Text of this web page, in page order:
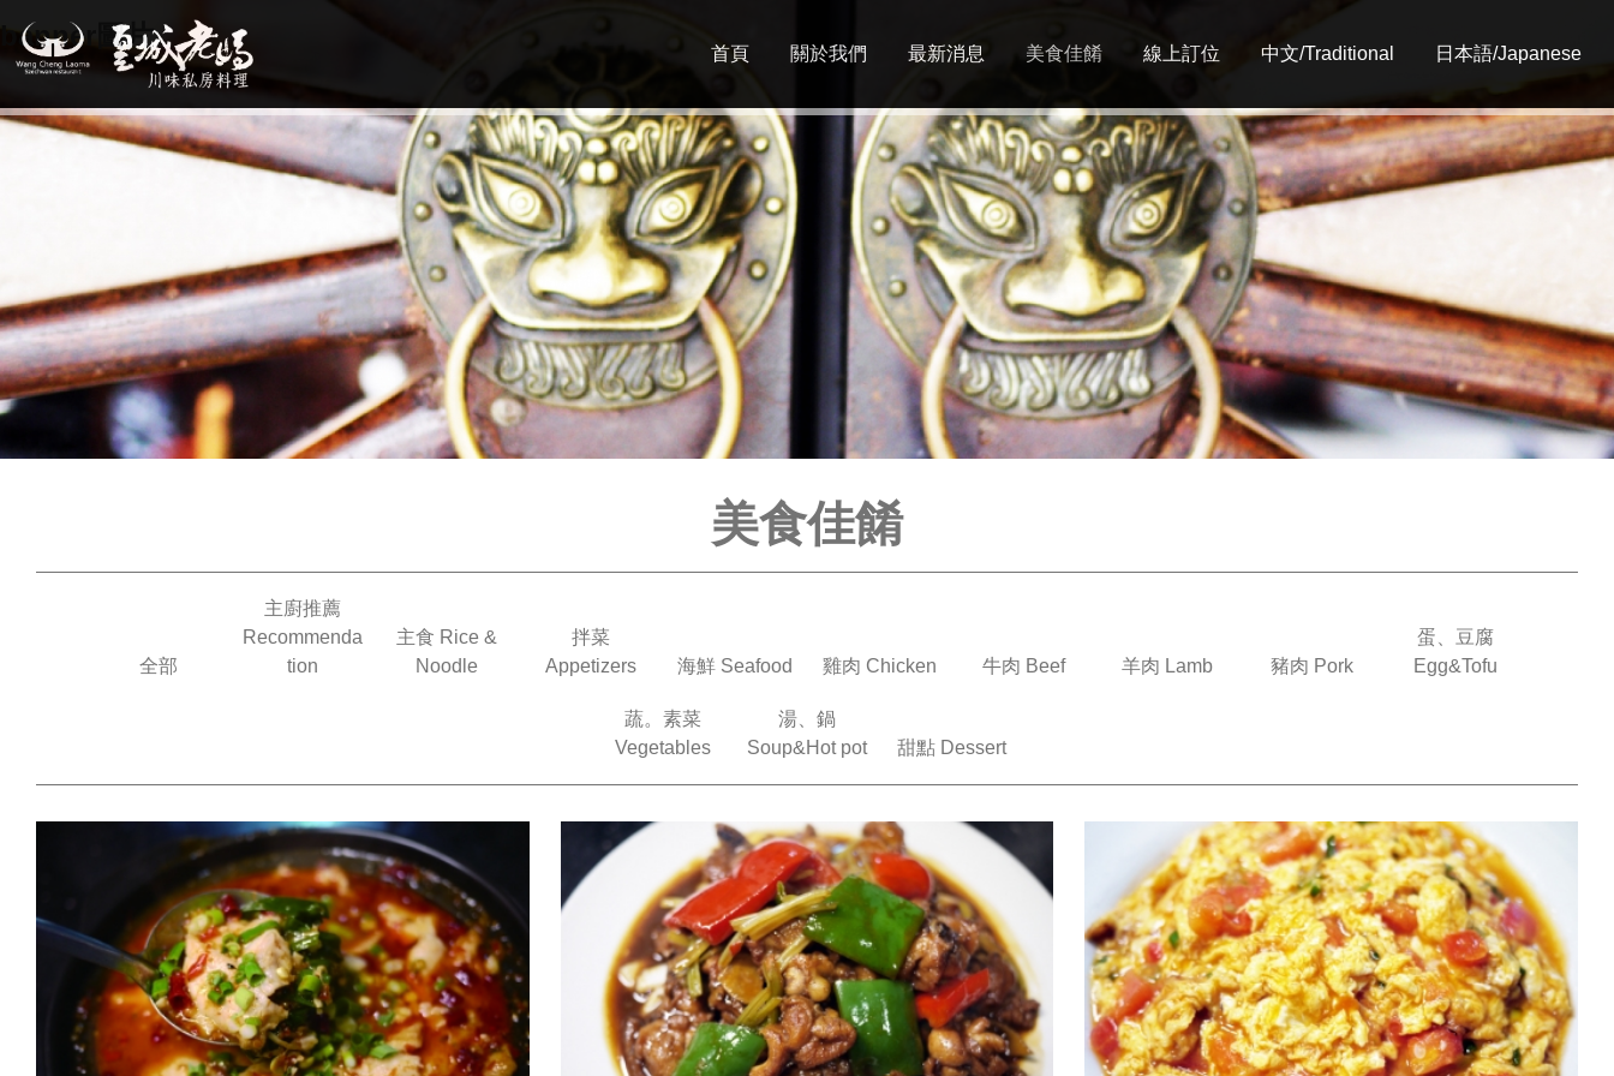
首頁
關於我們 最新消息 美食佳餚 線上訂位 中文/Traditional 日本語/Japanese
banner圖片
美食佳餚
全部
主廚推薦
Recommenda
tion
主食 Rice &
Noodle
拌菜
Appetizers
海鮮 Seafood 雞肉 Chicken 牛肉 Beef 羊肉 Lamb 豬肉 Pork
蛋、豆腐
Egg&Tofu
蔬。素菜
Vegetables
湯、鍋
Soup&Hot pot
甜點 Dessert